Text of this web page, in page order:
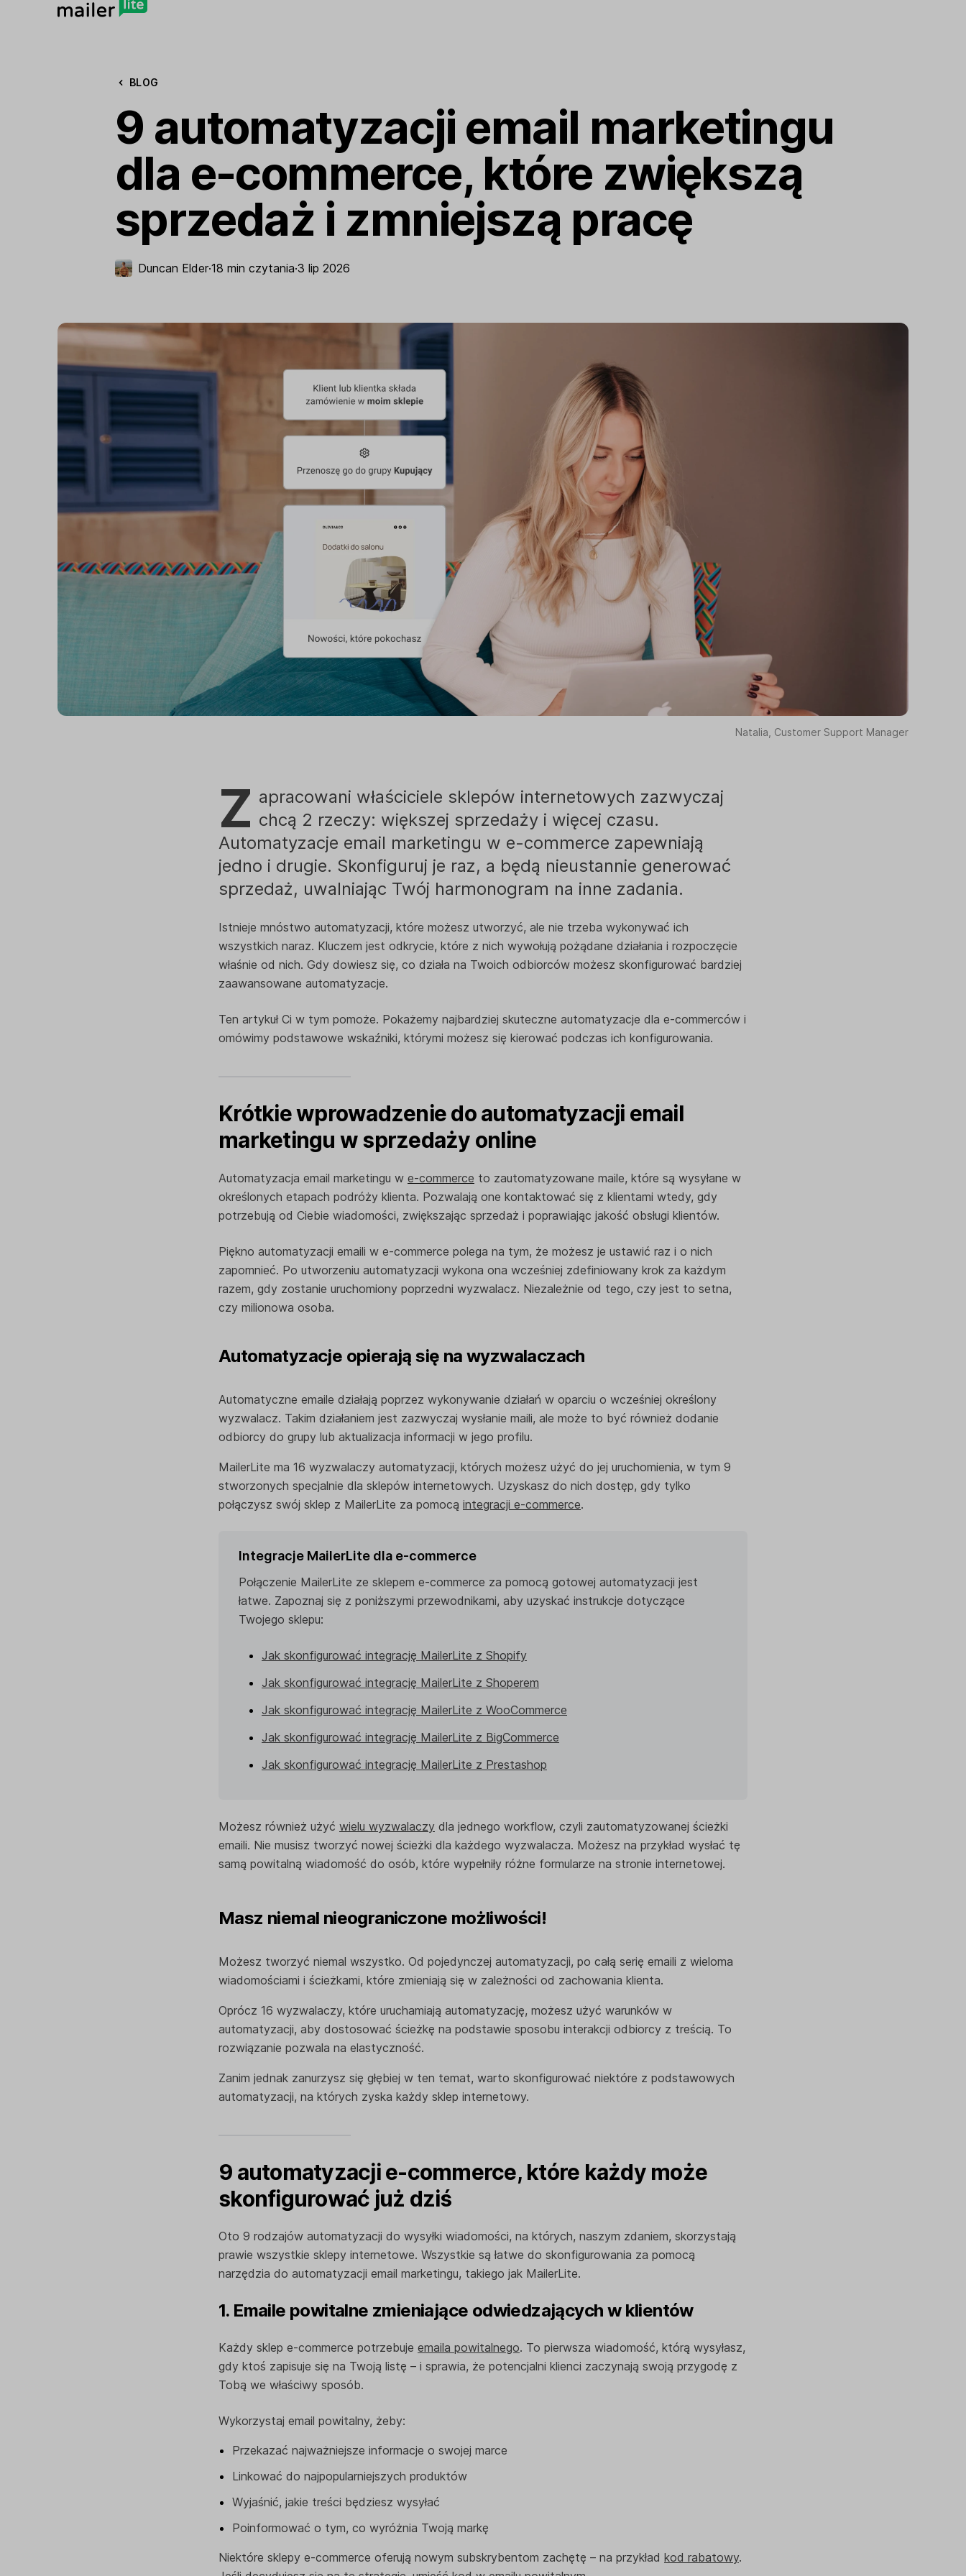
BLOG
9 automatyzacji email marketingu
dla e-commerce, które zwiększą
sprzedaż i zmniejszą pracę
Duncan Elder·18 min czytania·3 lip 2026
Natalia, Customer Support Manager
Z apracowani właściciele sklepów internetowych zazwyczaj
chcą 2 rzeczy: większej sprzedaży i więcej czasu.
Automatyzacje email marketingu w e-commerce zapewniają
jedno i drugie. Skonfiguruj je raz, a będą nieustannie generować
sprzedaż, uwalniając Twój harmonogram na inne zadania.
Istnieje mnóstwo automatyzacji, które możesz utworzyć, ale nie trzeba wykonywać ich
wszystkich naraz. Kluczem jest odkrycie, które z nich wywołują pożądane działania i rozpoczęcie
właśnie od nich. Gdy dowiesz się, co działa na Twoich odbiorców możesz skonfigurować bardziej
zaawansowane automatyzacje.
Ten artykuł Ci w tym pomoże. Pokażemy najbardziej skuteczne automatyzacje dla e-commerców i
omówimy podstawowe wskaźniki, którymi możesz się kierować podczas ich konfigurowania.
Krótkie wprowadzenie do automatyzacji email
marketingu w sprzedaży online
Automatyzacja email marketingu w e-commerce to zautomatyzowane maile, które są wysyłane w
określonych etapach podróży klienta. Pozwalają one kontaktować się z klientami wtedy, gdy
potrzebują od Ciebie wiadomości, zwiększając sprzedaż i poprawiając jakość obsługi klientów.
Piękno automatyzacji emaili w e-commerce polega na tym, że możesz je ustawić raz i o nich
zapomnieć. Po utworzeniu automatyzacji wykona ona wcześniej zdefiniowany krok za każdym
razem, gdy zostanie uruchomiony poprzedni wyzwalacz. Niezależnie od tego, czy jest to setna,
czy milionowa osoba.
Automatyzacje opierają się na wyzwalaczach
Automatyczne emaile działają poprzez wykonywanie działań w oparciu o wcześniej określony
wyzwalacz. Takim działaniem jest zazwyczaj wysłanie maili, ale może to być również dodanie
odbiorcy do grupy lub aktualizacja informacji w jego profilu.
MailerLite ma 16 wyzwalaczy automatyzacji, których możesz użyć do jej uruchomienia, w tym 9
stworzonych specjalnie dla sklepów internetowych. Uzyskasz do nich dostęp, gdy tylko
połączysz swój sklep z MailerLite za pomocą integracji e-commerce.
Integracje MailerLite dla e-commerce
Połączenie MailerLite ze sklepem e-commerce za pomocą gotowej automatyzacji jest
łatwe. Zapoznaj się z poniższymi przewodnikami, aby uzyskać instrukcje dotyczące
Twojego sklepu:
Jak skonfigurować integrację MailerLite z Shopify
Jak skonfigurować integrację MailerLite z Shoperem
Jak skonfigurować integrację MailerLite z WooCommerce
Jak skonfigurować integrację MailerLite z BigCommerce
Jak skonfigurować integrację MailerLite z Prestashop
Możesz również użyć wielu wyzwalaczy dla jednego workflow, czyli zautomatyzowanej ścieżki
emaili. Nie musisz tworzyć nowej ścieżki dla każdego wyzwalacza. Możesz na przykład wysłać tę
samą powitalną wiadomość do osób, które wypełniły różne formularze na stronie internetowej.
Masz niemal nieograniczone możliwości!
Możesz tworzyć niemal wszystko. Od pojedynczej automatyzacji, po całą serię emaili z wieloma
wiadomościami i ścieżkami, które zmieniają się w zależności od zachowania klienta.
Oprócz 16 wyzwalaczy, które uruchamiają automatyzację, możesz użyć warunków w
automatyzacji, aby dostosować ścieżkę na podstawie sposobu interakcji odbiorcy z treścią. To
rozwiązanie pozwala na elastyczność.
Zanim jednak zanurzysz się głębiej w ten temat, warto skonfigurować niektóre z podstawowych
automatyzacji, na których zyska każdy sklep internetowy.
9 automatyzacji e-commerce, które każdy może
skonfigurować już dziś
Oto 9 rodzajów automatyzacji do wysyłki wiadomości, na których, naszym zdaniem, skorzystają
prawie wszystkie sklepy internetowe. Wszystkie są łatwe do skonfigurowania za pomocą
narzędzia do automatyzacji email marketingu, takiego jak MailerLite.
1. Emaile powitalne zmieniające odwiedzających w klientów
Każdy sklep e-commerce potrzebuje emaila powitalnego. To pierwsza wiadomość, którą wysyłasz,
gdy ktoś zapisuje się na Twoją listę – i sprawia, że potencjalni klienci zaczynają swoją przygodę z
Tobą we właściwy sposób.
Wykorzystaj email powitalny, żeby:
Przekazać najważniejsze informacje o swojej marce
Linkować do najpopularniejszych produktów
Wyjaśnić, jakie treści będziesz wysyłać
Poinformować o tym, co wyróżnia Twoją markę
Niektóre sklepy e-commerce oferują nowym subskrybentom zachętę – na przykład kod rabatowy.